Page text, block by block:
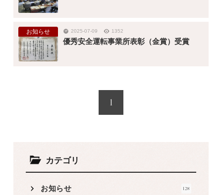
お知らせ 2025-07-09 1352
優秀安全運転事業所表彰（金賞）受賞
1
カテゴリ
お知らせ 128